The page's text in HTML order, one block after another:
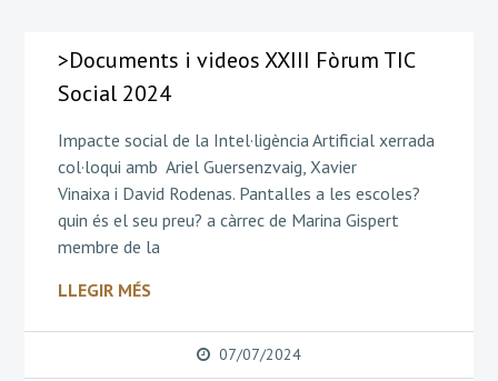
>Documents i videos XXIII Fòrum TIC
Social 2024
Impacte social de la Intel·ligència Artificial xerrada
col·loqui amb Ariel Guersenzvaig, Xavier
Vinaixa i David Rodenas. Pantalles a les escoles?
quin és el seu preu? a càrrec de Marina Gispert
membre de la
LLEGIR MÉS
07/07/2024